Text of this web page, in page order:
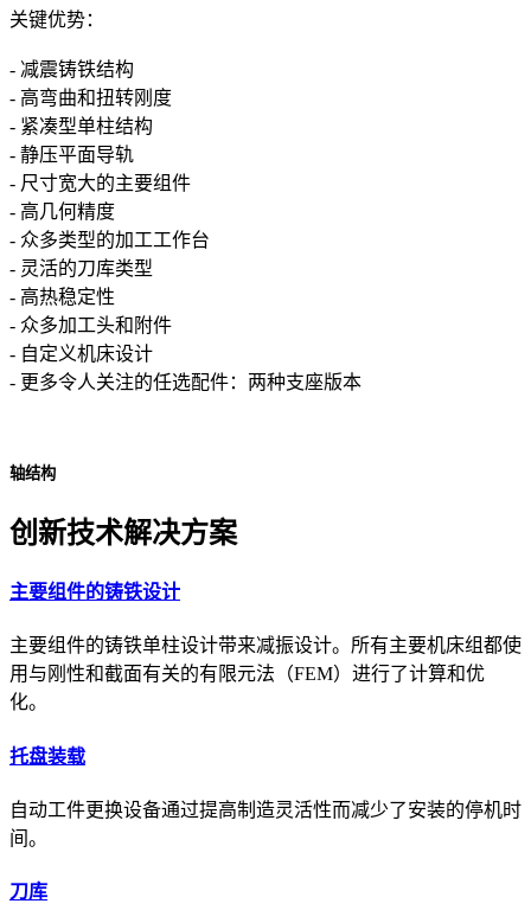
关键优势：
- 减震铸铁结构
- 高弯曲和扭转刚度
- 紧凑型单柱结构
- 静压平面导轨
- 尺寸宽大的主要组件
- 高几何精度
- 众多类型的加工工作台
- 灵活的刀库类型
- 高热稳定性
- 众多加工头和附件
- 自定义机床设计
- 更多令人关注的任选配件：两种支座版本
轴结构
创新技术解决方案
主要组件的铸铁设计
主要组件的铸铁单柱设计带来减振设计。所有主要机床组都使
用与刚性和截面有关的有限元法（FEM）进行了计算和优
化。
托盘装载
自动工件更换设备通过提高制造灵活性而减少了安装的停机时
间。
刀库